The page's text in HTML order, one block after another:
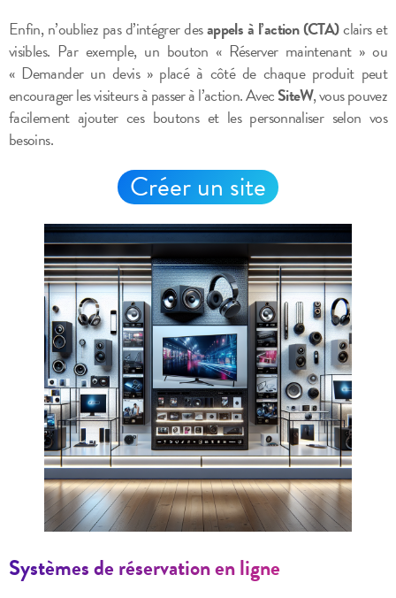
Enfin, n’oubliez pas d’intégrer desappels à l’action (CTA)clairs et
visibles. Par exemple, un bouton « Réserver maintenant » ou
« Demander un devis » placé à côté de chaque produit peut
encourager les visiteurs à passer à l’action. AvecSiteW, vous pouvez
facilement ajouter ces boutons et les personnaliser selon vos
besoins.
Créer un site
Systèmes de réservation en ligne